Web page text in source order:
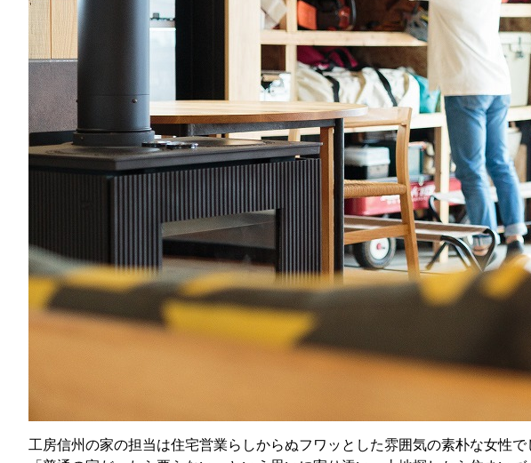
工房信州の家の担当は住宅営業らしからぬフワッとした雰囲気の素朴な女性で